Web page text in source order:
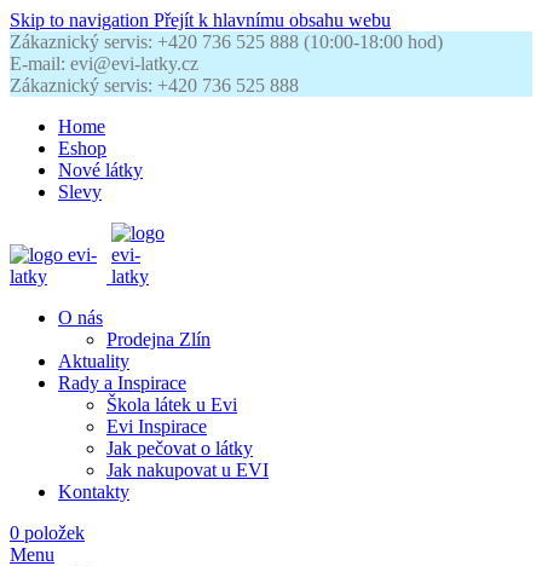
Skip to navigation Přejít k hlavnímu obsahu webu
Zákaznický servis: +420 736 525 888 (10:00-18:00 hod)
E-mail: evi@evi-latky.cz
Zákaznický servis: +420 736 525 888
Home
Eshop
Nové látky
Slevy
O nás
Prodejna Zlín
Aktuality
Rady a Inspirace
Škola látek u Evi
Evi Inspirace
Jak pečovat o látky
Jak nakupovat u EVI
Kontakty
0 položek
Menu